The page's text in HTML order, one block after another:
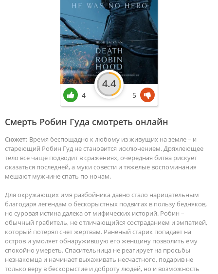
Смерть Робин Гуда смотреть онлайн
Сюжет: Время беспощадно к любому из живущих на земле – и
стареющий Робин Гуд не становится исключением. Дряхлеющее
тело все чаще подводит в сражениях, очередная битва рискует
оказаться последней, а муки совести и тяжелые воспоминания
мешают мужчине спать по ночам.
Для окружающих имя разбойника давно стало нарицательным
благодаря легендам о бескорыстных подвигах в пользу бедняков,
но суровая истина далека от мифических историй. Робин –
обычный грабитель, не отличающийся состраданием и эмпатией,
который потерял счет жертвам. Раненый старик попадает на
остров и умоляет обнаружившую его женщину позволить ему
спокойно умереть. Спасительница не реагирует на просьбы
незнакомца и начинает выхаживать несчастного, подарив не
только веру в бескорыстие и доброту людей, но и возможность
4
4.4
5